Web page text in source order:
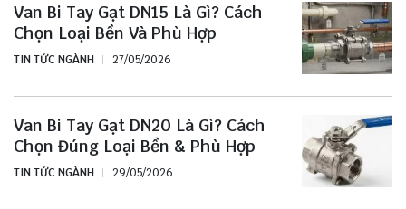
Van Bi Tay Gạt DN15 Là Gì? Cách
Chọn Loại Bền Và Phù Hợp
TIN TỨC NGÀNH 27/05/2026
Van Bi Tay Gạt DN20 Là Gì? Cách
Chọn Đúng Loại Bền & Phù Hợp
TIN TỨC NGÀNH 29/05/2026